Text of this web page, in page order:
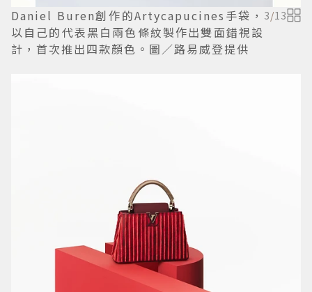
Daniel Buren創作的Artycapucines手袋，
以自己的代表黑白兩色條紋製作出雙面錯視設
計，首次推出四款顏色。圖／路易威登提供
3/13